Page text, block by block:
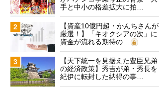
手と中小の格差拡大に拍…
2
【資産10億円超・かんちさんが
厳選！】「キオクシアの次」に
資金が流れる期待の…
3
【天下統一を見据えた豊臣兄弟
の経済政策】秀吉が弟・秀長を
紀伊に転封した納得の事…